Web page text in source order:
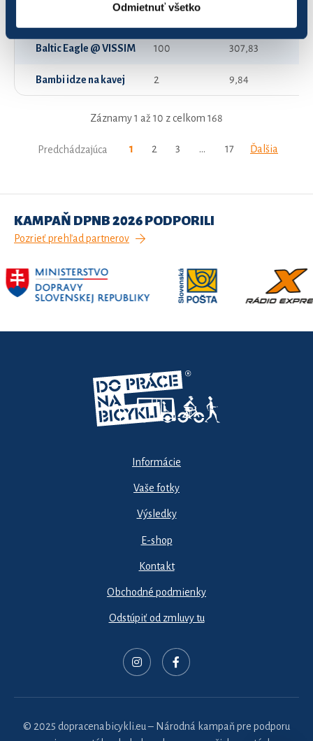
Odmietnuť všetko
Baltic Eagle @ VISSIM 100 307,83
Bambi idze na kavej 2 9,84
Záznamy 1 až 10 z celkom 168
Predchádzajúca 1 2 3 … 17 Ďalšia
KAMPAŇ DPNB 2026 PODPORILI
Pozrieť prehľad partnerov
Informácie
Vaše fotky
Výsledky
E-shop
Kontakt
Obchodné podmienky
Odstúpiť od zmluvy tu
© 2025 dopracenabicykli.eu – Národná kampaň pre podporu